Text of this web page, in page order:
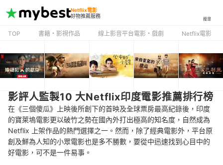
Netflix電影
好物推薦服務
搜尋
TOP 書籍・影視作品 線上影音平台電影・戲劇 Netflix電影
影評人監製10 大Netflix印度電影推薦排行榜
在《三個傻瓜》上映後所創下的首映及全球票房最高紀錄後，印度
的寶萊塢電影更以破竹之勢在國內外打出極高的知名度，自然成為
Netflix 上架作品的熱門選擇之一。然而，除了經典電影外，平台原
創及鮮為人知的小眾電影也是多不勝數，要從中迅速找到心目中的
好電影，可不是一件易事。